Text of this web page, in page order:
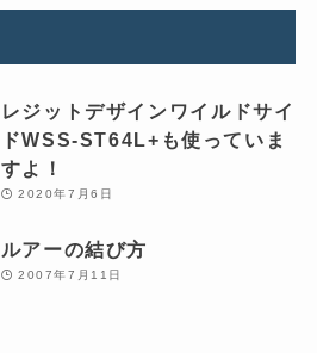
レジットデザインワイルドサイ
ドWSS-ST64L+も使っていま
すよ！
2020年7月6日
ルアーの結び方
2007年7月11日